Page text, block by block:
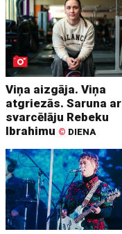
Viņa aizgāja. Viņa
atgriezās. Saruna ar
svarcēlāju Rebeku
Ibrahimu © DIENA